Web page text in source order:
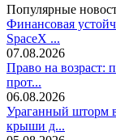
Популярные
Финансовая
SpaceX ...
07.08.2026
Право на возраст:
прот...
06.08.2026
Ураганный шторм
крыши д...